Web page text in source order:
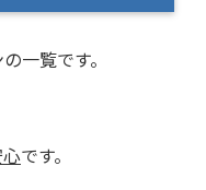
一覧です。
です。